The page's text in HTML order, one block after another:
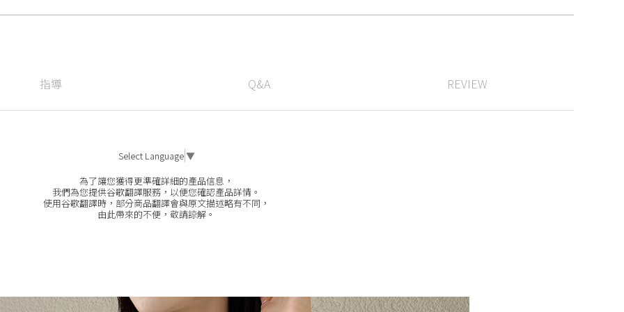
指導 Q&A REVIEW
Select Language▼
為了讓您獲得更準確詳細的產品信息，
我們為您提供谷歌翻譯服務，以便您確認產品詳情。
使用谷歌翻譯時，部分商品翻譯會與原文描述略有不同，
由此帶來的不便，敬請諒解。